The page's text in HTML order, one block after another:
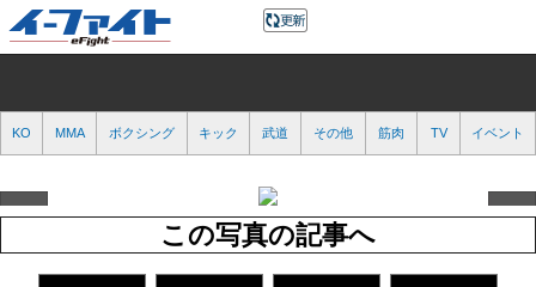
KO MMA ボクシング キック 武道 その他 筋肉 TV イベント
この写真の記事へ